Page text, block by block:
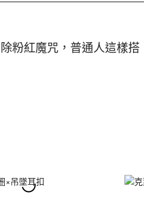
紅魔咒，普通人這樣搭